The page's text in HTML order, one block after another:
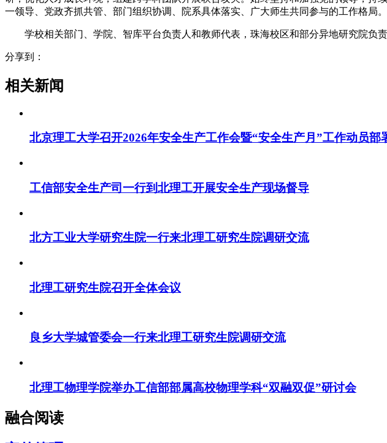
一领导、党政齐抓共管、部门组织协调、院系具体落实、广大师生共同参与的工作格局。
学校相关部门、学院、智库平台负责人和教师代表，珠海校区和部分异地研究院负责
分享到：
相关新闻
北京理工大学召开2026年安全生产工作会暨“安全生产月”工作动员部
工信部安全生产司一行到北理工开展安全生产现场督导
北方工业大学研究生院一行来北理工研究生院调研交流
北理工研究生院召开全体会议
良乡大学城管委会一行来北理工研究生院调研交流
北理工物理学院举办工信部部属高校物理学科“双融双促”研讨会
融合阅读